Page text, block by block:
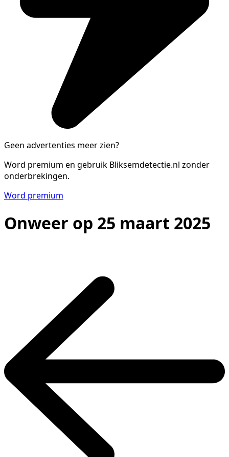
Geen advertenties meer zien?
Word premium en gebruik Bliksemdetectie.nl zonder
onderbrekingen.
Word premium
Onweer op 25 maart 2025